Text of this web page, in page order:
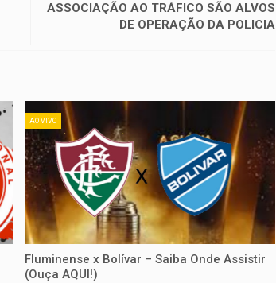
ASSOCIAÇÃO AO TRÁFICO SÃO ALVOS
DE OPERAÇÃO DA POLICIA
AO VIVO
Fluminense x Bolívar – Saiba Onde Assistir
(Ouça AQUI!)